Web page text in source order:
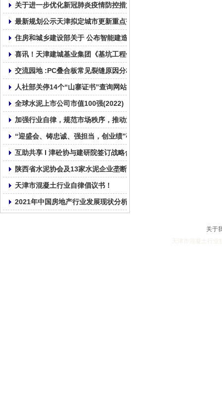
关于进一步优化新冠肺炎疫情防控措施 科学精准做好防控工作的通
最新规划公示天津拟定城市更新重点范围
住房和城乡建设部关于 公布智能建造试点城市的通知
喜讯！天津建城基业集团《基坑工程倾斜桩无支撑绿色支护技术》
交流园地 :PC叠合板常见裂缝原因分析及纠正和预防措施!
人社部关停14个“山寨证书”查询网站!
全球水泥上市公司市值100强(2022)
加强行业自律，规范市场秩序，推动混凝土行业健康发展！
“迎盛会、铸忠诚、强担当，创业绩”砼心砼德再出发!
互助共享 I 津砼协与建研院签订战略合作协议
陕西省水泥协会及13家水泥企业垄断行为处罚4.51亿
天津市混凝土行业自律倡议书！
2021年中国房地产行业发展现状分析
关于
天津市混凝土行